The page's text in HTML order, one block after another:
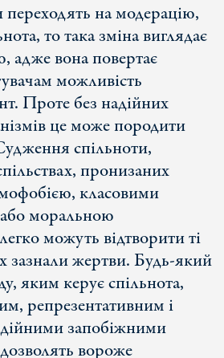
на модерацію,
то така зміна виглядає
адже вона повертає
можливість
Проте без надійних
це може породити
спільноти,
пронизаних
класовими
моральною
можуть відтворити ті
зазнали жертви. Будь-який
яким керує спільнота,
репрезентативним і
запобіжними
вороже